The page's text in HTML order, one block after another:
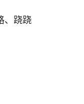
、跷跷